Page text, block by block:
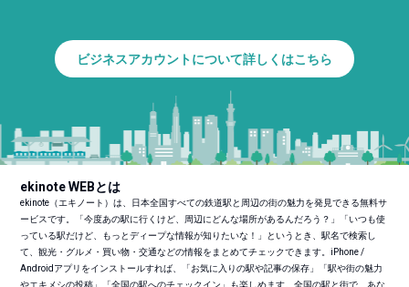
ビジネスアカウントについて詳しくはこちら
ekinote WEBとは
ekinote（エキノート）は、日本全国すべての鉄道駅と周辺の街の魅力を発見できる無料サ
ービスです。「今度あの駅に行くけど、周辺にどんな場所があるんだろう？」「いつも使
っている駅だけど、もっとディープな情報が知りたいな！」というとき、駅名で検索し
て、観光・グルメ・買い物・交通などの情報をまとめてチェックできます。iPhone /
Androidアプリをインストールすれば、「お気に入りの駅や記事の保存」「駅や街の魅力
やエキメシの投稿」「全国の駅へのチェックイン」も楽しめます。全国の駅と街で、あな